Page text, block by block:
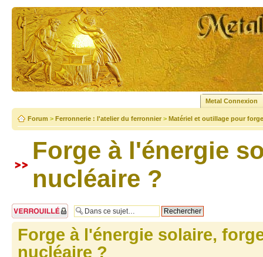
Metal Connexion
Forum > Ferronnerie : l'atelier du ferronnier > Matériel et outillage pour forge
Forge à l'énergie
nucléaire ?
Sujet verrouillé
Forge à l'énergie solaire,
nucléaire ?